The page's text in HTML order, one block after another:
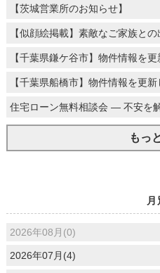
【茨城営業所のお知らせ】
【似顔絵掲載】素敵なご家族と
【千葉県鎌ケ谷市】物件情報を更
【千葉県船橋市】物件情報を更新
住宅ローン無料相談会 ― 不安を
もっ
月
2026年08月(0)
2026年07月(4)